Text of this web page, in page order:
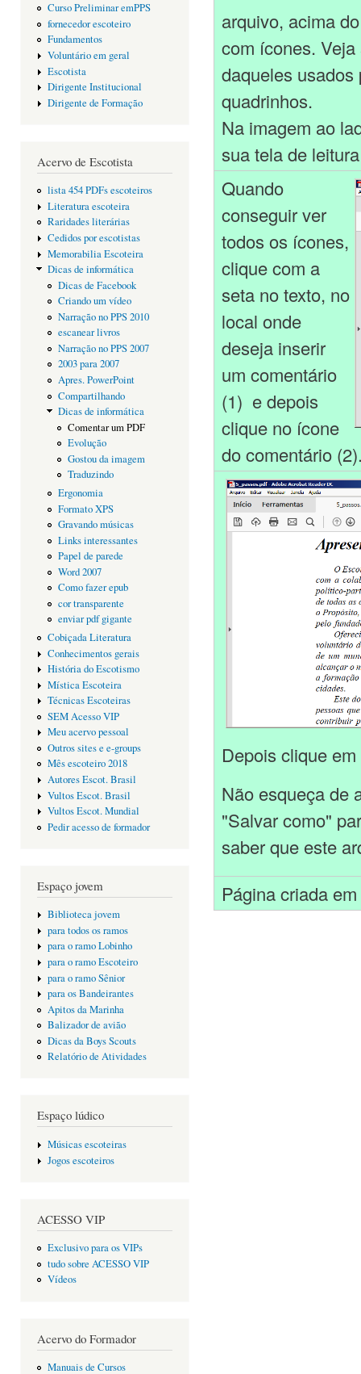
Curso Preliminar emPPS
fornecedor escoteiro
Fundamentos
Voluntário em geral
Escotista
Dirigente Institucional
Dirigente de Formação
Acervo de Escotista
lista 454 PDFs escoteiros
Literatura escoteira
Raridades literárias
Cedidos por escotistas
Memorabilia Escoteira
Dicas de informática
Dicas de Facebook
Criando um vídeo
Narração no PPS 2010
escanear livros
Narração no PPS 2007
2003 para 2007
Apres. PowerPoint
Compartilhando
Dicas de informática
Comentar um PDF
Evolução
Gostou da imagem
Traduzindo
Ergonomia
Formato XPS
Gravando músicas
Links interessantes
Papel de parede
Word 2007
Como fazer epub
cor transparente
enviar pdf gigante
Cobiçada Literatura
Conhecimentos gerais
História do Escotismo
Mística Escoteira
Técnicas Escoteiras
SEM Acesso VIP
Meu acervo pessoal
Outros sites e e-groups
Mês escoteiro 2018
Autores Escot. Brasil
Vultos Escot. Brasil
Vultos Escot. Mundial
Pedir acesso de formador
Espaço jovem
Biblioteca jovem
para todos os ramos
para o ramo Lobinho
para o ramo Escoteiro
para o ramo Sênior
para os Bandeirantes
Apitos da Marinha
Balizador de avião
Dicas da Boys Scouts
Relatório de Atividades
Espaço lúdico
Músicas escoteiras
Jogos escoteiros
ACESSO VIP
Exclusivo para os VIPs
tudo sobre ACESSO VIP
Vídeos
Acervo do Formador
Manuais de Cursos
arquivo, acima
com ícones.
daqueles
quadrinhos.
Na imagem ao
sua tela de
Quando
conseguir ver
todos os ícones,
clique com a
seta no texto, no
local onde
deseja inserir
um comentário
(1) e depois
clique no ícone
do comentário
Depois clique
Não esqueça de
"Salvar como"
saber que este
Página criada